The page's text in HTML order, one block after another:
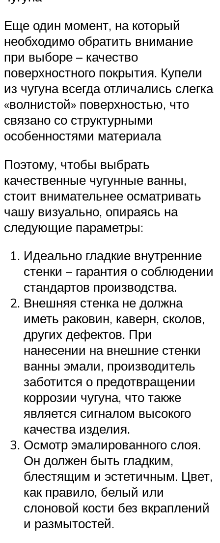
Еще один момент, на который
необходимо обратить внимание
при выборе – качество
поверхностного покрытия. Купели
из чугуна всегда отличались слегка
«волнистой» поверхностью, что
связано со структурными
особенностями материала
Поэтому, чтобы выбрать
качественные чугунные ванны,
стоит внимательнее осматривать
чашу визуально, опираясь на
следующие параметры:
Идеально гладкие внутренние
стенки – гарантия о соблюдении
стандартов производства.
Внешняя стенка не должна
иметь раковин, каверн, сколов,
других дефектов. При
нанесении на внешние стенки
ванны эмали, производитель
заботится о предотвращении
коррозии чугуна, что также
является сигналом высокого
качества изделия.
Осмотр эмалированного слоя.
Он должен быть гладким,
блестящим и эстетичным. Цвет,
как правило, белый или
слоновой кости без вкраплений
и размытостей.